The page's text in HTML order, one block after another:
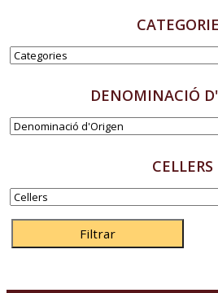
DENOMINACIÓ
CELLERS
Filtrar